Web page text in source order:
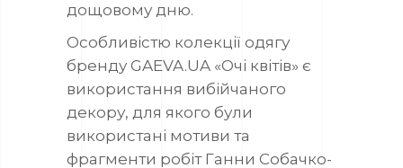
дощовому дню.
Особливістю колекції одягу
бренду GAEVA.UA «Очі квітів» є
використання вибійчаного
декору, для якого були
використані мотиви та
фрагменти робіт Ганни Собачко-